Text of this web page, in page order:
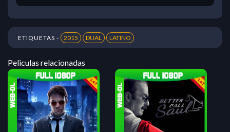
ETIQUETAS - 2015 DUAL LATINO
Peliculas relacionadas